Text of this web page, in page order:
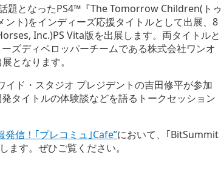
題となったPS4™『The Tomorrow Children(トゥ
ト)をインディーズ応援タイトルとして出展、8
Inc.)PS Vita版を出展します。両タイトルと
ズディベロッパーチームである株式会社ワンオ
となります。
ド・スタジオ プレジデントの吉田修平が参加
タイトルの体験談などを語るトークセッション
発信！｢プレコミュ｣Cafe”において、｢BitSummit
す。ぜひご覧ください。